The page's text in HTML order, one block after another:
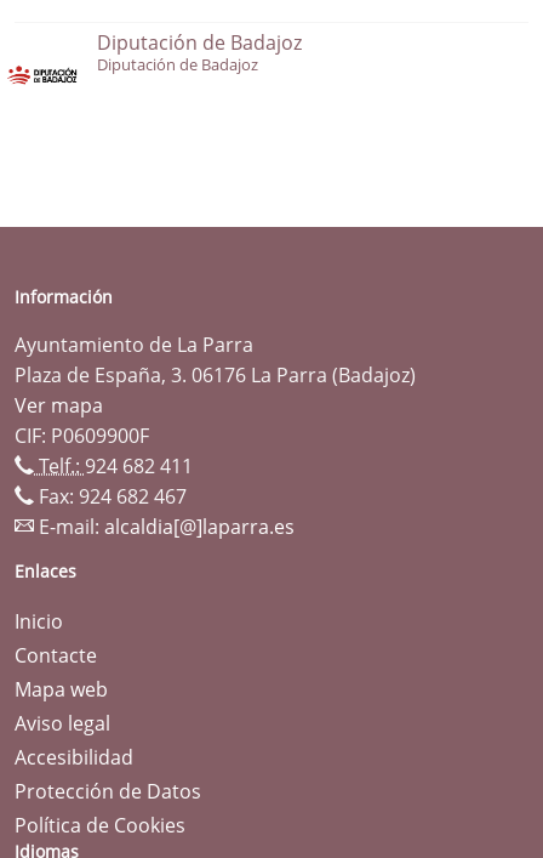
Diputación de Badajoz
Diputación de Badajoz
Información
Ayuntamiento de La Parra
Plaza de España, 3. 06176 La Parra (Badajoz)
Ver mapa
CIF: P0609900F
Telf.: 924 682 411
Fax: 924 682 467
E-mail: alcaldia[@]laparra.es
Enlaces
Inicio
Contacte
Mapa web
Aviso legal
Accesibilidad
Protección de Datos
Política de Cookies
Idiomas